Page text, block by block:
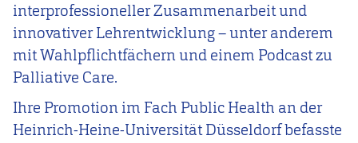
interprofessioneller Zusammenarbeit und
innovativer Lehrentwicklung – unter anderem
mit Wahlpflichtfächern und einem Podcast zu
Palliative Care.
Ihre Promotion im Fach Public Health an der
Heinrich-Heine-Universität Düsseldorf befasste